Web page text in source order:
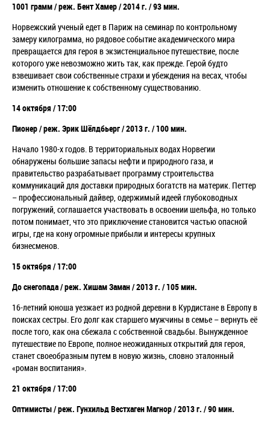
1001 грамм / реж. Бент Хамер / 2014 г. / 93 мин.
Норвежский ученый едет в Париж на семинар по контрольному
замеру килограмма, но рядовое событие академического мира
превращается для героя в экзистенциальное путешествие, после
которого уже невозможно жить так, как прежде. Герой будто
взвешивает свои собственные страхи и убеждения на весах, чтобы
изменить отношение к собственному существованию.
14 октября / 17:00
Пионер / реж. Эрик Шёлдбьерг / 2013 г. / 100 мин.
Начало 1980-х годов. В территориальных водах Норвегии
обнаружены большие запасы нефти и природного газа, и
правительство разрабатывает программу строительства
коммуникаций для доставки природных богатств на материк. Петтер
– профессиональный дайвер, одержимый идеей глубоководных
погружений, соглашается участвовать в освоении шельфа, но только
потом понимает, что это приключение становится частью опасной
игры, где на кону огромные прибыли и интересы крупных
бизнесменов.
15 октября / 17:00
До снегопада / реж. Хишам Заман / 2013 г. / 105 мин.
16-летний юноша уезжает из родной деревни в Курдистане в Европу в
поисках сестры. Его долг как старшего мужчины в семье – вернуть её
после того, как она сбежала с собственной свадьбы. Вынужденное
путешествие по Европе, полное неожиданных открытий для героя,
станет своеобразным путем в новую жизнь, словно эталонный
«роман воспитания».
21 октября / 17:00
Оптимисты / реж. Гунхильд Вестхаген Магнор / 2013 г. / 90 мин.